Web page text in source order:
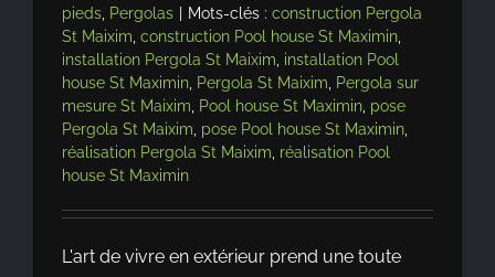
pieds Pergolas Mots-clés : construction Pergola
St Maixim construction Pool house St Maximin
installation Pergola St Maixim installation Pool
house St Maximin Pergola St Maixim
Pergola sur
mesure St Maixim
Pool house St Maximin pose
Pergola St Maixim pose Pool house St Maximin
réalisation Pergola St Maixim réalisation Pool
house St Maximin
L'art de vivre en extérieur prend une toute